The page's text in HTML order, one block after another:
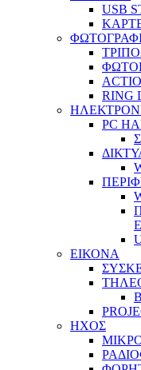
USB
RING
PC
ΕΙΚΟΝΑ
ΗΧΟΣ